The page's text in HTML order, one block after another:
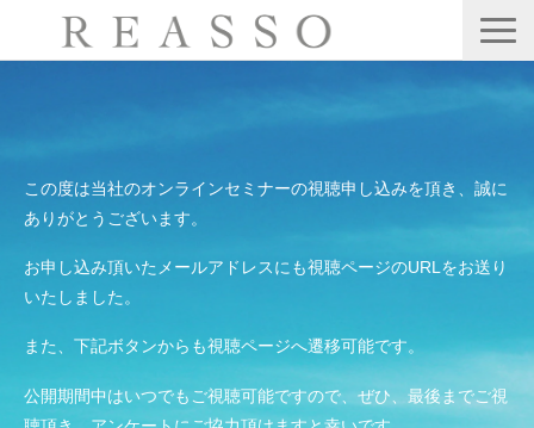
公開・集合型研修
ブログ
この度は当社のオンラインセミナーの視聴申し込みを頂き、誠に
ありがとうございます。
お申し込み頂いたメールアドレスにも視聴ページのURLをお送り
いたしました。
また、下記ボタンからも視聴ページへ遷移可能です。
公開期間中はいつでもご視聴可能ですので、ぜひ、最後までご視